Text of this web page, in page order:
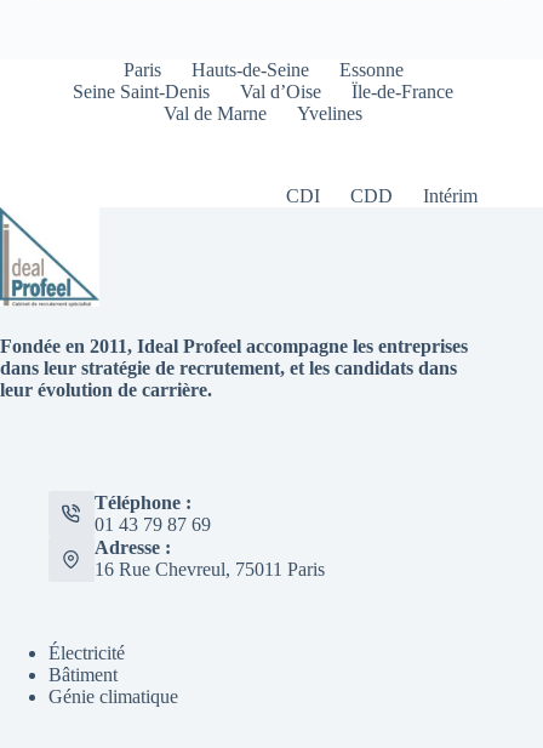
Paris Hauts-de-Seine
Essonne
Seine Saint-Denis
Val d’Oise
Ïle-de-France
Val de Marne
Yvelines
CDI CDD Intérim
Fondée en 2011, Ideal Profeel accompagne les entreprises
dans leur stratégie de recrutement, et les candidats dans
leur évolution de carrière.
Téléphone :
01 43 79 87 69
Adresse :
16 Rue Chevreul, 75011 Paris
Électricité
Bâtiment
Génie climatique